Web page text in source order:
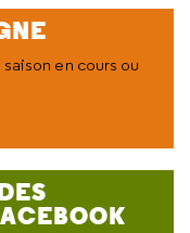
en cours ou